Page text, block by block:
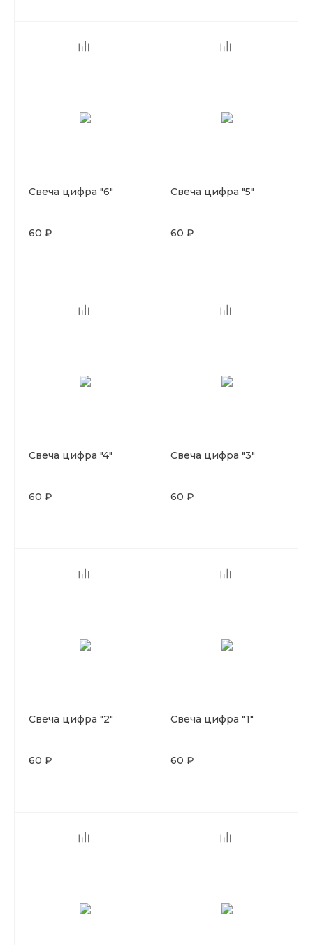
Свеча цифра "6"
60 ₽
Свеча цифра "5"
60 ₽
Свеча цифра "4"
60 ₽
Свеча цифра "3"
60 ₽
Свеча цифра "2"
60 ₽
Свеча цифра "1"
60 ₽